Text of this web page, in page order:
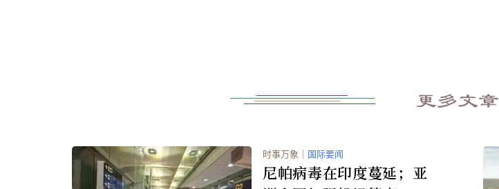
更多文章
时事万象 ｜ 国际要闻
尼帕病毒在印度蔓延；亚